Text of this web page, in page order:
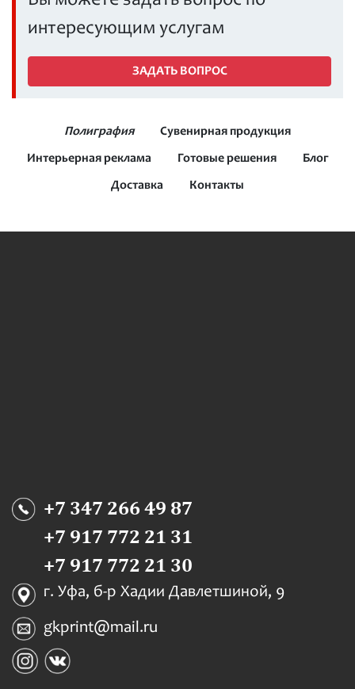
интересующим услугам
ЗАДАТЬ ВОПРОС
Полиграфия Сувенирная продукция
Интерьерная реклама Готовые решения Блог
Доставка Контакты
+7 347 266 49 87
+7 917 772 21 31
+7 917 772 21 30
г. Уфа, б-р Хадии Давлетшиной, 9
gkprint@mail.ru